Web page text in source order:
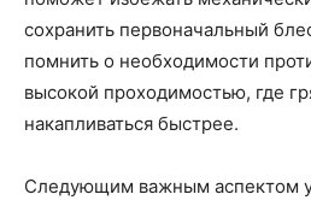
сохранить первоначальный
помнить о необходимости
высокой проходимостью, где
накапливаться быстрее.
Следующим важным аспектом